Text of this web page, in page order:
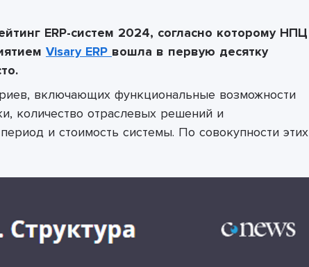
ERP-систем 2024, согласно которому НПЦ
Visary ERP вошла в первую десятку
включающих функциональные возможности
количество отраслевых решений и
и стоимость системы. По совокупности этих